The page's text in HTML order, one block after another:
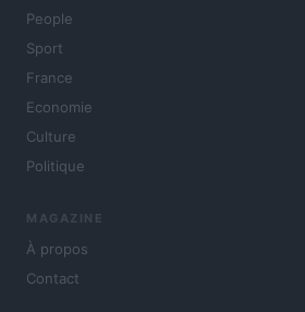
People
Sport
France
Economie
Culture
Politique
MAGAZINE
À propos
Contact